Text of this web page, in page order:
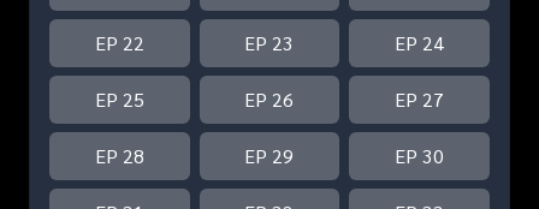
EP 22 EP 23 EP 24
EP 25 EP 26 EP 27
EP 28 EP 29 EP 30